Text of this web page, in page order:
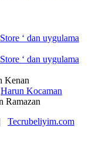
‘ dan uygulama
‘ dan uygulama
Kenan
Harun Kocaman
Ramazan
Tecrubeliyim.com